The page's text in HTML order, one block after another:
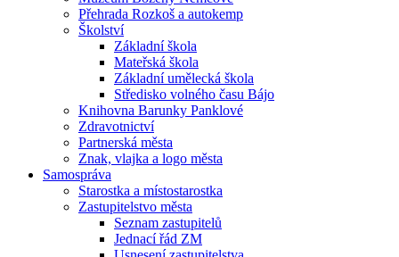
Přehrada Rozkoš a autokemp
Školství
Základní škola
Mateřská škola
Základní umělecká škola
Středisko volného času Bájo
Knihovna Barunky Panklové
Zdravotnictví
Partnerská města
Znak, vlajka a logo města
Samospráva
Starostka a místostarostka
Zastupitelstvo města
Seznam zastupitelů
Jednací řád ZM